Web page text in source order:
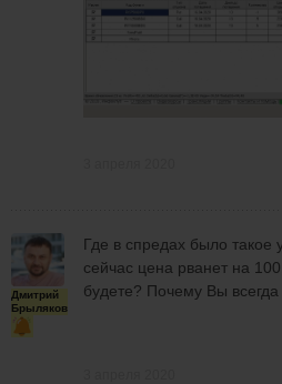
Дмитрий
Брыляков
Где в спредах было такое
сейчас цена рванет на
будете? Почему Вы всегда